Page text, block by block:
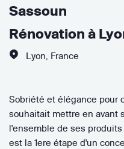
Sassoun
Rénovation à
Lyon France
Sobriété et élégance pour
souhaitait mettre en avant
l'ensemble de ses
est la 1ere étape d'un